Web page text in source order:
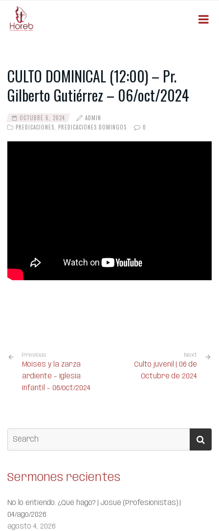
CULTO DOMINICAL (12:00) – Pr.
Gilberto Gutiérrez – 06/oct/2024
OCTUBRE 6, 2024
ADMIN
PREDICACIONES
PREDICACIONES DOMINGOS 0
Previous
Moisés y la zarza
ardiente – Iglesia
Infantil – 06/oct/2024
Next
Culto juvenil | 06 de
Octubre de 2024
Sermones recientes
No lo entiendo. ¿Qué hago? | Josué (Profesionistas) |
04/ago/2026
agosto 4, 2026